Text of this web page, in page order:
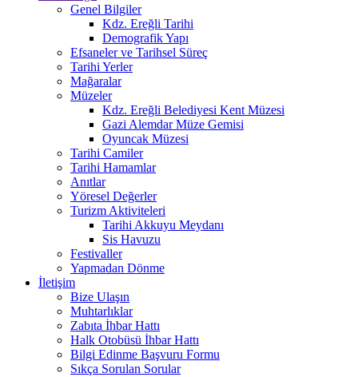
Genel Bilgiler
Kdz. Ereğli Tarihi
Demografik Yapı
Efsaneler ve Tarihsel Süreç
Tarihi Yerler
Mağaralar
Müzeler
Kdz. Ereğli Belediyesi Kent Müzesi
Gazi Alemdar Müze Gemisi
Oyuncak Müzesi
Tarihi Camiler
Tarihi Hamamlar
Anıtlar
Yöresel Değerler
Turizm Aktiviteleri
Tarihi Akkuyu Meydanı
Sis Havuzu
Festivaller
Yapmadan Dönme
İletişim
Bize Ulaşın
Muhtarlıklar
Zabıta İhbar Hattı
Halk Otobüsü İhbar Hattı
Bilgi Edinme Başvuru Formu
Sıkça Sorulan Sorular